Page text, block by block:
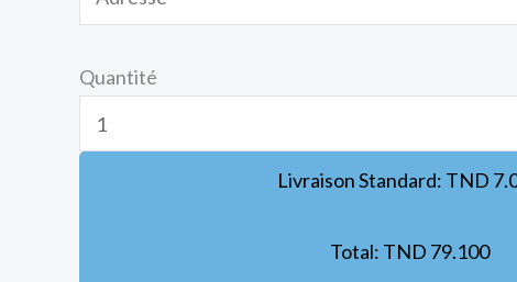
Quantité
Livraison Standard: TND
Total: TND 79.100